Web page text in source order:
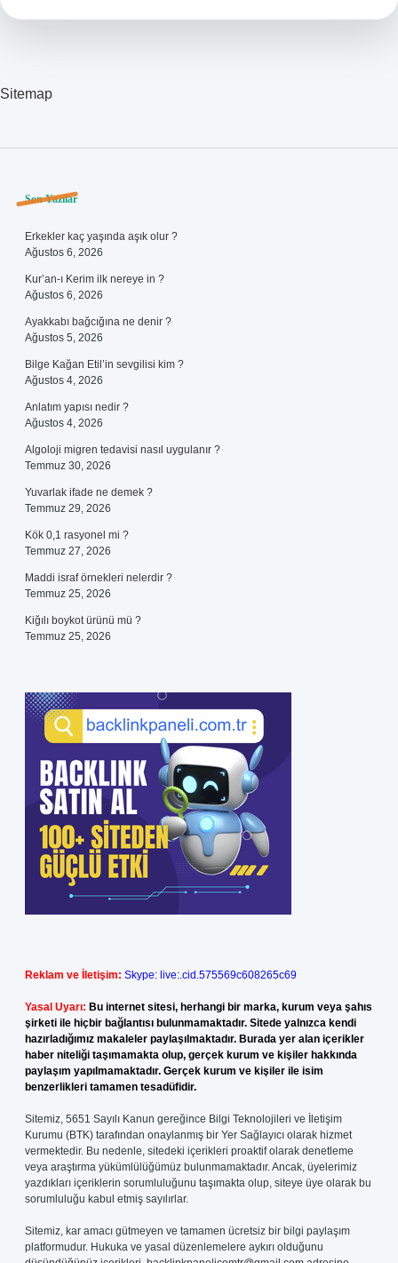
Sitemap
Sidebar
Son Yazılar
Erkekler kaç yaşında aşık olur ?
Ağustos 6, 2026
Kur’an-ı Kerim ilk nereye in ?
Ağustos 6, 2026
Ayakkabı bağcığına ne denir ?
Ağustos 5, 2026
Bilge Kağan Etil’in sevgilisi kim ?
Ağustos 4, 2026
Anlatım yapısı nedir ?
Ağustos 4, 2026
Algoloji migren tedavisi nasıl uygulanır ?
Temmuz 30, 2026
Yuvarlak ifade ne demek ?
Temmuz 29, 2026
Kök 0,1 rasyonel mi ?
Temmuz 27, 2026
Maddi israf örnekleri nelerdir ?
Temmuz 25, 2026
Kiğılı boykot ürünü mü ?
Temmuz 25, 2026
Reklam ve İletişim: Skype: live:.cid.575569c608265c69
Yasal Uyarı: Bu internet sitesi, herhangi bir marka, kurum veya şahıs
şirketi ile hiçbir bağlantısı bulunmamaktadır. Sitede yalnızca kendi
hazırladığımız makaleler paylaşılmaktadır. Burada yer alan içerikler
haber niteliği taşımamakta olup, gerçek kurum ve kişiler hakkında
paylaşım yapılmamaktadır. Gerçek kurum ve kişiler ile isim
benzerlikleri tamamen tesadüfidir.
Sitemiz, 5651 Sayılı Kanun gereğince Bilgi Teknolojileri ve İletişim
Kurumu (BTK) tarafından onaylanmış bir Yer Sağlayıcı olarak hizmet
vermektedir. Bu nedenle, sitedeki içerikleri proaktif olarak denetleme
veya araştırma yükümlülüğümüz bulunmamaktadır. Ancak, üyelerimiz
yazdıkları içeriklerin sorumluluğunu taşımakta olup, siteye üye olarak bu
sorumluluğu kabul etmiş sayılırlar.
Sitemiz, kar amacı gütmeyen ve tamamen ücretsiz bir bilgi paylaşım
platformudur. Hukuka ve yasal düzenlemelere aykırı olduğunu